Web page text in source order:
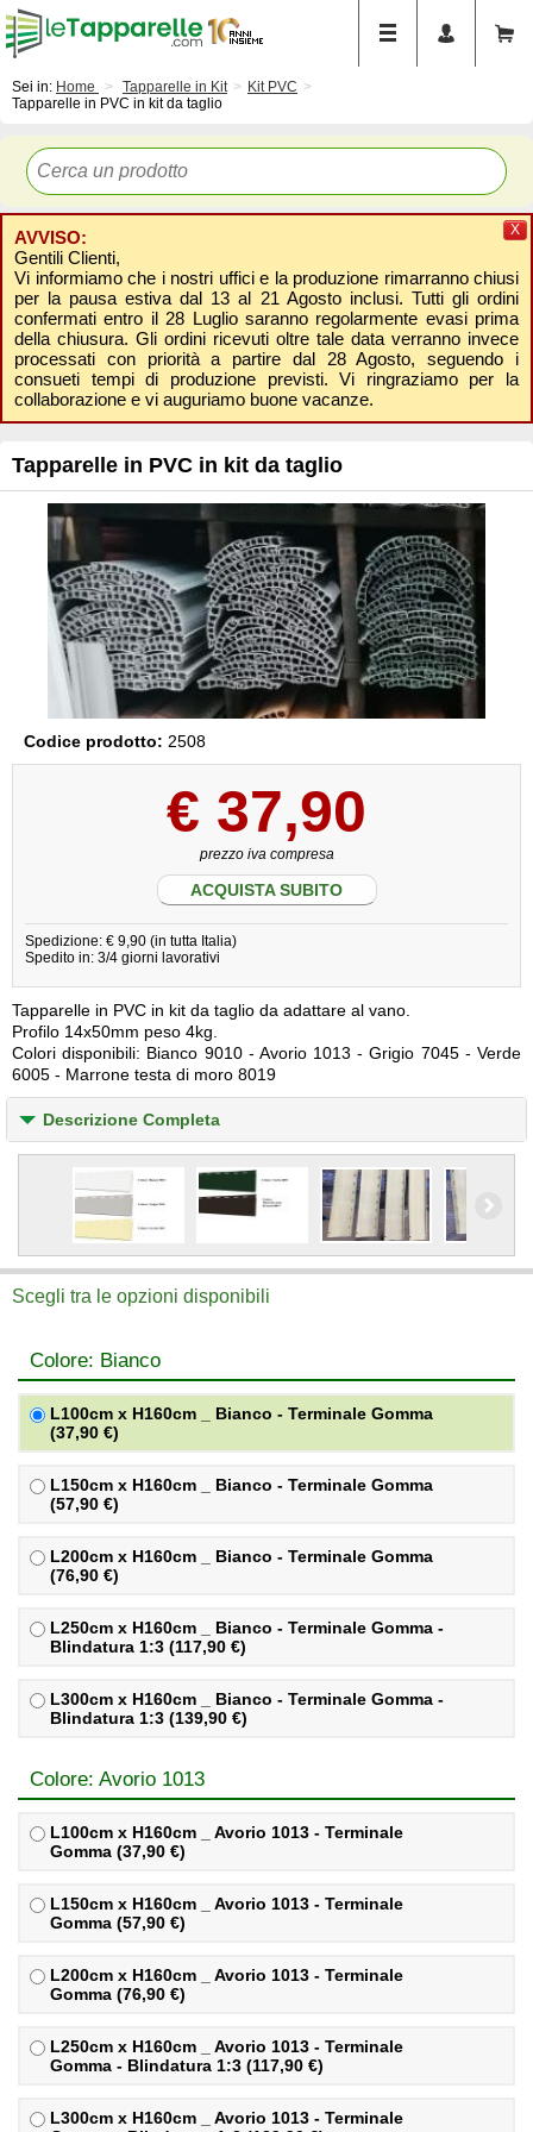
Sei in: Home Tapparelle in Kit
Kit PVC
Tapparelle in PVC in kit da taglio
AVVISO:
Gentili Clienti,
Vi informiamo che i nostri uffici e la produzione rimarranno chiusi
per la pausa estiva dal 13 al 21 Agosto inclusi. Tutti gli ordini
confermati entro il 28 Luglio saranno regolarmente evasi prima
della chiusura. Gli ordini ricevuti oltre tale data verranno invece
processati con priorità a partire dal 28 Agosto, seguendo i
consueti tempi di produzione previsti. Vi ringraziamo per la
collaborazione e vi auguriamo buone vacanze.
X
Tapparelle in PVC in kit da taglio
Codice prodotto: 2508
€ 37,90
prezzo iva compresa
ACQUISTA SUBITO
Spedizione: € 9,90 (in tutta Italia)
Spedito in: 3/4 giorni lavorativi
Tapparelle in PVC in kit da taglio da adattare al vano.
Profilo 14x50mm peso 4kg.
Colori disponibili: Bianco 9010 - Avorio 1013 - Grigio 7045 - Verde
6005 - Marrone testa di moro 8019
Descrizione Completa
Scegli tra le opzioni disponibili
Colore: Bianco
L100cm x H160cm _ Bianco - Terminale Gomma
(37,90 €)
L150cm x H160cm _ Bianco - Terminale Gomma
(57,90 €)
L200cm x H160cm _ Bianco - Terminale Gomma
(76,90 €)
L250cm x H160cm _ Bianco - Terminale Gomma -
Blindatura 1:3 (117,90 €)
L300cm x H160cm _ Bianco - Terminale Gomma -
Blindatura 1:3 (139,90 €)
Colore: Avorio 1013
L100cm x H160cm _ Avorio 1013 - Terminale
Gomma (37,90 €)
L150cm x H160cm _ Avorio 1013 - Terminale
Gomma (57,90 €)
L200cm x H160cm _ Avorio 1013 - Terminale
Gomma (76,90 €)
L250cm x H160cm _ Avorio 1013 - Terminale
Gomma - Blindatura 1:3 (117,90 €)
L300cm x H160cm _ Avorio 1013 - Terminale